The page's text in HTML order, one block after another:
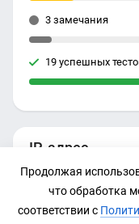
IP-адрес
3 замечания
19 успешных
Продолжая
что обработка
соответствии с